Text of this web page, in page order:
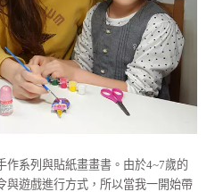
作系列與貼紙畫畫書。由於4~7歲的
與遊戲進行方式，所以當我一開始帶